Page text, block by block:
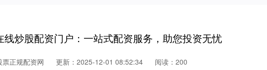
炒股配资门户：一站式配资服务，助您投资无忧
票正规配资网 更新：2025-12-01 08:52:34 阅读：200